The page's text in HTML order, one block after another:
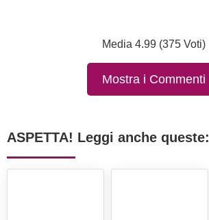
Media 4.99 (375 Voti)
Mostra i Commenti
ASPETTA! Leggi anche queste: